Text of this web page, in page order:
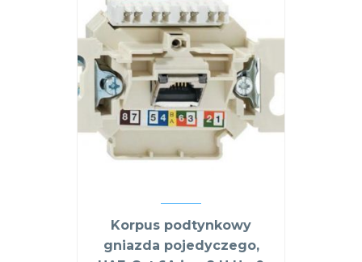
Korpus podtynkowy
gniazda pojedyczego,